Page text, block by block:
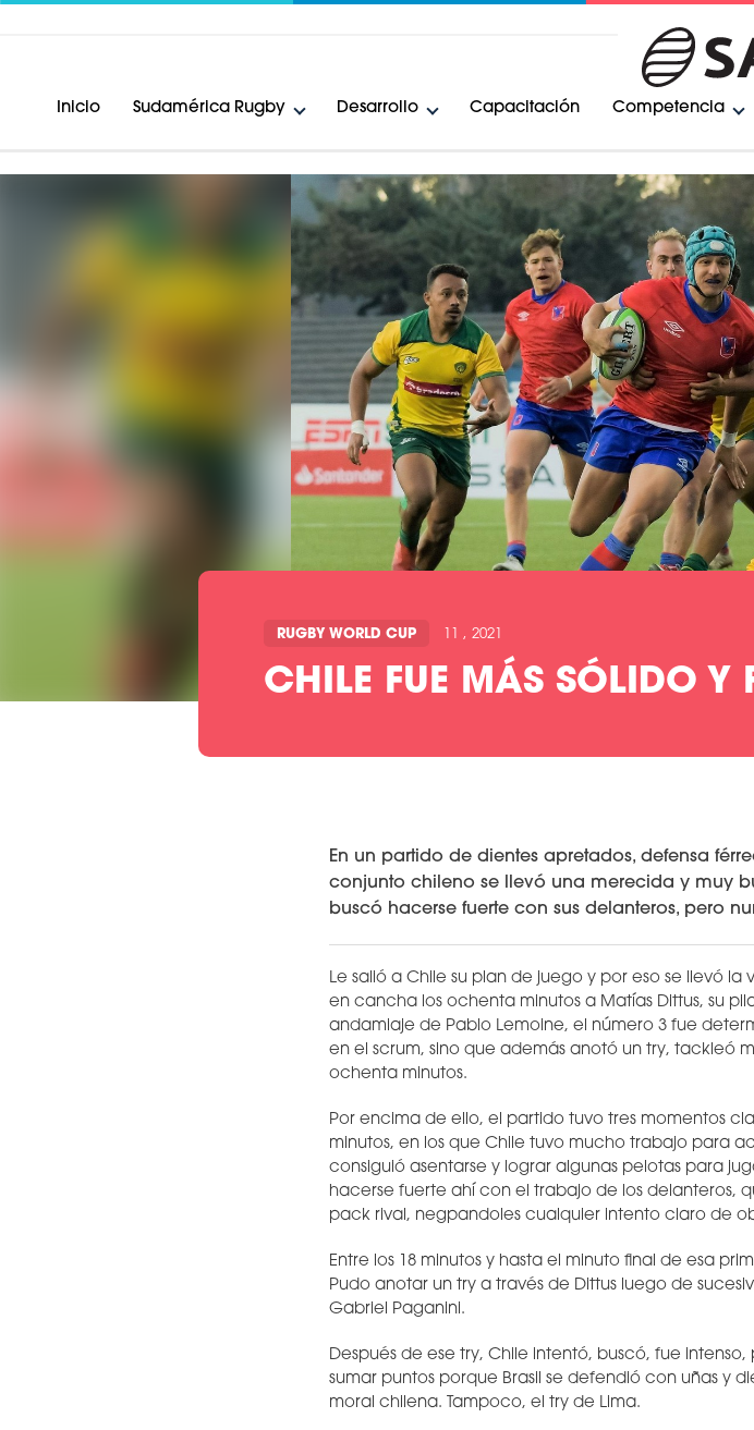
Inicio Sudamérica Rugby Desarrollo Capacitación Competencia
RUGBY WORLD CUP 11 , 2021
CHILE FUE MÁS SÓLIDO Y
En un partido de dientes apretados, defensa
conjunto chileno se llevó una merecida y muy
buscó hacerse fuerte con sus delanteros, pero
Le salió a Chile su plan de juego y por eso se llevó
en cancha los ochenta minutos a Matías Dittus, su
andamiaje de Pablo Lemoine, el número 3 fue
en el scrum, sino que además anotó un try, tackleó
ochenta minutos.
Por encima de ello, el partido tuvo tres momentos
minutos, en los que Chile tuvo mucho trabajo para
consiguió asentarse y lograr algunas pelotas para
hacerse fuerte ahí con el trabajo de los delanteros,
pack rival, negpandoles cualquier intento claro de
Entre los 18 minutos y hasta el minuto final de esa
Pudo anotar un try a través de Dittus luego de
Gabriel Paganini.
Después de ese try, Chile intentó, buscó, fue
sumar puntos porque Brasil se defendió con uñas y
moral chilena. Tampoco, el try de Lima.